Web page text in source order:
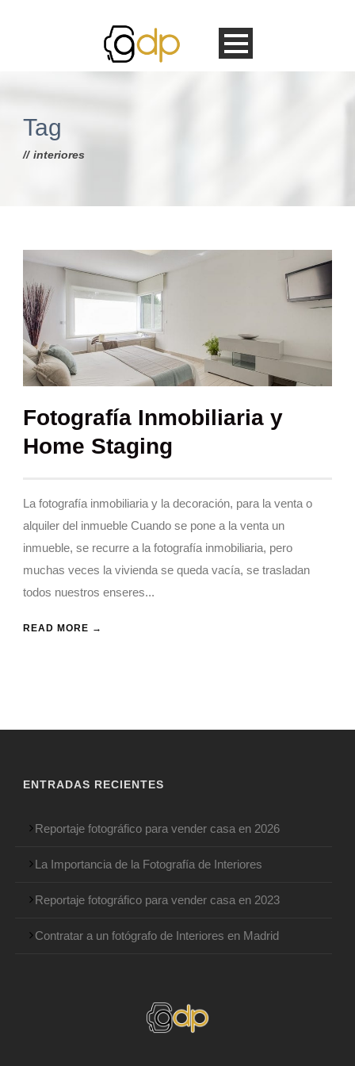
Tag
interiores
Fotografía Inmobiliaria y
Home Staging
La fotografía inmobiliaria y la decoración, para la venta o
alquiler del inmueble Cuando se pone a la venta un
inmueble, se recurre a la fotografía inmobiliaria, pero
muchas veces la vivienda se queda vacía, se trasladan
todos nuestros enseres...
READ MORE →
ENTRADAS RECIENTES
Reportaje fotográfico para vender casa en 2026
La Importancia de la Fotografía de Interiores
Reportaje fotográfico para vender casa en 2023
Contratar a un fotógrafo de Interiores en Madrid